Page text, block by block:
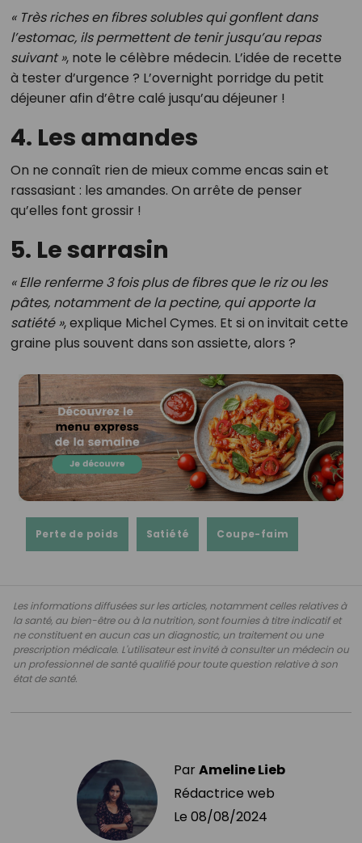
« Très riches en fibres solubles qui gonflent dans
l’estomac, ils permettent de tenir jusqu’au repas
suivant », note le célèbre médecin. L’idée de recette
à tester d’urgence ? L’overnight porridge du petit
déjeuner afin d’être calé jusqu’au déjeuner !
4. Les amandes
On ne connaît rien de mieux comme encas sain et
rassasiant : les amandes. On arrête de penser
qu’elles font grossir !
5. Le sarrasin
« Elle renferme 3 fois plus de fibres que le riz ou les
pâtes, notamment de la pectine, qui apporte la
satiété », explique Michel Cymes. Et si on invitait cette
graine plus souvent dans son assiette, alors ?
Perte de poids Satiété Coupe-faim
Les informations diffusées sur les articles, notamment celles relatives à
la santé, au bien-être ou à la nutrition, sont fournies à titre indicatif et
ne constituent en aucun cas un diagnostic, un traitement ou une
prescription médicale. L'utilisateur est invité à consulter un médecin ou
un professionnel de santé qualifié pour toute question relative à son
état de santé.
ParAmeline Lieb
Rédactrice web
Le 08/08/2024